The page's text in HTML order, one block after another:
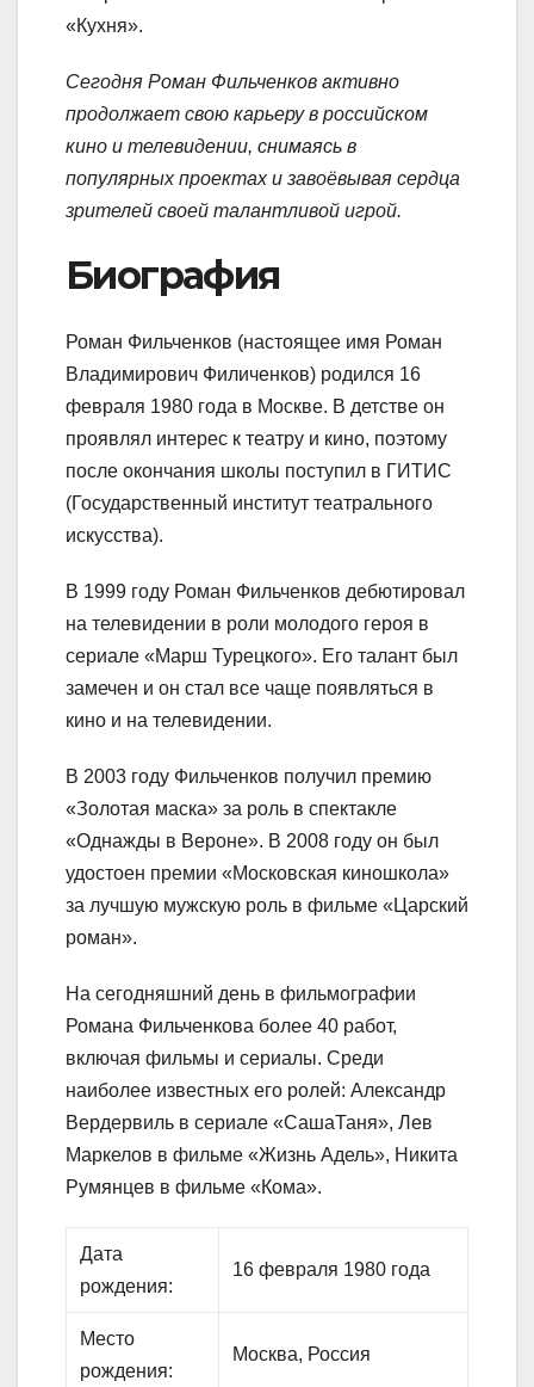
«Кухня».
Сегодня Роман Фильченков активно
продолжает свою карьеру в российском
кино и телевидении, снимаясь в
популярных проектах и завоёвывая сердца
зрителей своей талантливой игрой.
Биография
Роман Фильченков (настоящее имя Роман
Владимирович Филиченков) родился 16
февраля 1980 года в Москве. В детстве он
проявлял интерес к театру и кино, поэтому
после окончания школы поступил в ГИТИС
(Государственный институт театрального
искусства).
В 1999 году Роман Фильченков дебютировал
на телевидении в роли молодого героя в
сериале «Марш Турецкого». Его талант был
замечен и он стал все чаще появляться в
кино и на телевидении.
В 2003 году Фильченков получил премию
«Золотая маска» за роль в спектакле
«Однажды в Вероне». В 2008 году он был
удостоен премии «Московская киношкола»
за лучшую мужскую роль в фильме «Царский
роман».
На сегодняшний день в фильмографии
Романа Фильченкова более 40 работ,
включая фильмы и сериалы. Среди
наиболее известных его ролей: Александр
Вердервиль в сериале «СашаТаня», Лев
Маркелов в фильме «Жизнь Адель», Никита
Румянцев в фильме «Кома».
Дата
рождения:
16 февраля 1980 года
Место
рождения:
Москва, Россия